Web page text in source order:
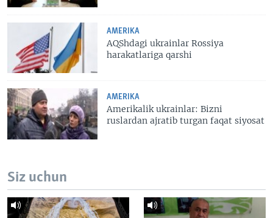
AMERIKA
AQShdagi ukrainlar Rossiya
harakatlariga qarshi
AMERIKA
Amerikalik ukrainlar: Bizni
ruslardan ajratib turgan faqat siyosat
Siz uchun